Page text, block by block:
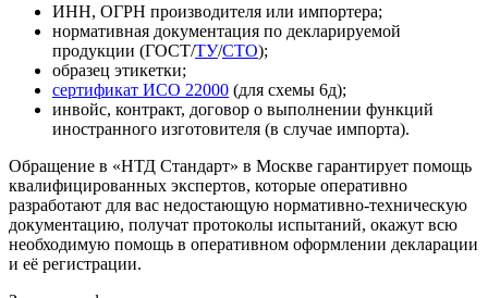
ИНН, ОГРН производителя или импортера;
нормативная документация по декларируемой
продукции (ГОСТ/ТУ/СТО);
образец этикетки;
сертификат ИСО 22000 (для схемы 6д);
инвойс, контракт, договор о выполнении функций
иностранного изготовителя (в случае импорта).
Обращение в «НТД Стандарт» в Москве гарантирует помощь
квалифицированных экспертов, которые оперативно
разработают для вас недостающую нормативно-техническую
документацию, получат протоколы испытаний, окажут всю
необходимую помощь в оперативном оформлении декларации
и её регистрации.